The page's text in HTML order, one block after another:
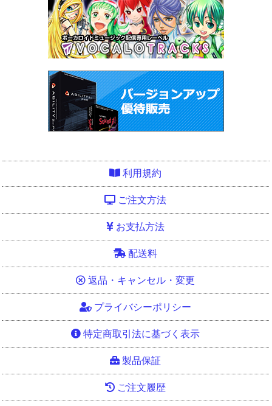
利用規約
ご注文方法
お支払方法
配送料
返品・キャンセル・変更
プライバシーポリシー
特定商取引法に基づく表示
製品保証
ご注文履歴